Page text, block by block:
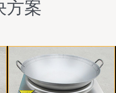
方案